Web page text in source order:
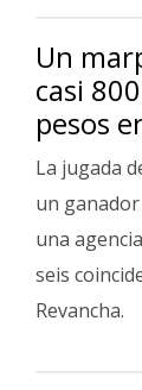
Un
casi
pesos
La jugada
un
una
seis
Revancha.